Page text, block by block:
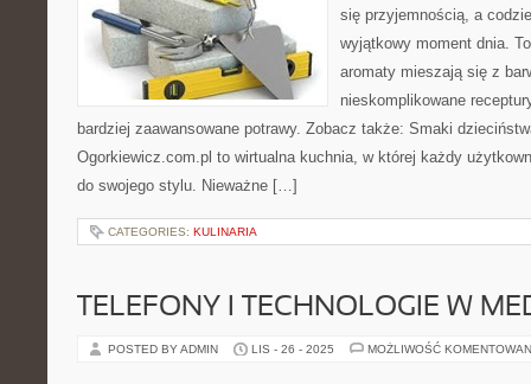
się przyjemnością, a
wyjątkowy moment dnia.
aromaty mieszają się z
nieskomplikowane
bardziej zaawansowane potrawy. Zobacz także: Smaki
Ogorkiewicz.com.pl to wirtualna kuchnia, w której każdy
do swojego stylu. Nieważne […]
CATEGORIES: KULINARIA
TELEFONY I TECHNOLOGIE W
POSTED BY ADMIN LIS - 26 - 2025 MOŻLIWOŚĆ